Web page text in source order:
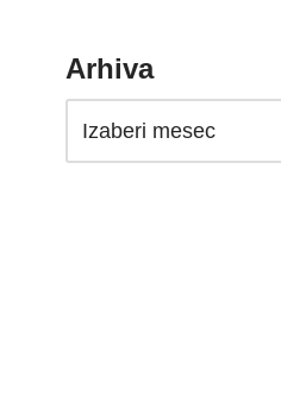
Arhiva